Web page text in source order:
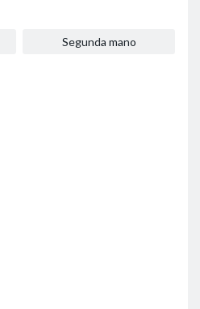
Segunda mano